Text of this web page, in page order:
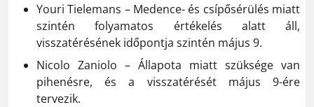
Youri Tielemans – Medence- és csípősérülés miatt
szintén folyamatos értékelés alatt áll,
visszatérésének időpontja szintén május 9.
Nicolo Zaniolo – Állapota miatt szüksége van
pihenésre, és a visszatérését május 9-ére
tervezik.